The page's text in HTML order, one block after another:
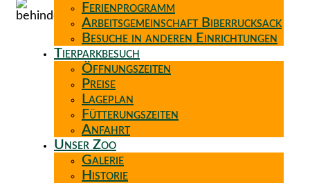
Ferienprogramm
Arbeitsgemeinschaft Biberrucksack
Besuche in anderen Einrichtungen
Tierparkbesuch
Öffnungszeiten
Preise
Lageplan
Fütterungszeiten
Anfahrt
Unser Zoo
Galerie
Historie